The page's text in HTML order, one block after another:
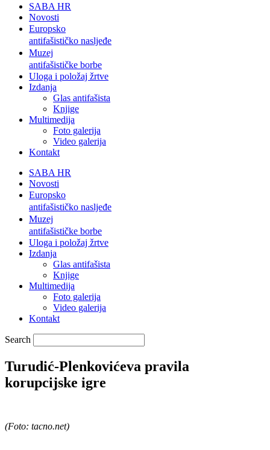
SABA HR
Novosti
Europsko
antifašističko nasljeđe
Muzej
antifašističke borbe
Uloga i položaj žrtve
Izdanja
Glas antifašista
Knjige
Multimedija
Foto galerija
Video galerija
Kontakt
SABA HR
Novosti
Europsko
antifašističko nasljeđe
Muzej
antifašističke borbe
Uloga i položaj žrtve
Izdanja
Glas antifašista
Knjige
Multimedija
Foto galerija
Video galerija
Kontakt
Search
Turudić-Plenkovićeva pravila
korupcijske igre
(Foto: tacno.net)